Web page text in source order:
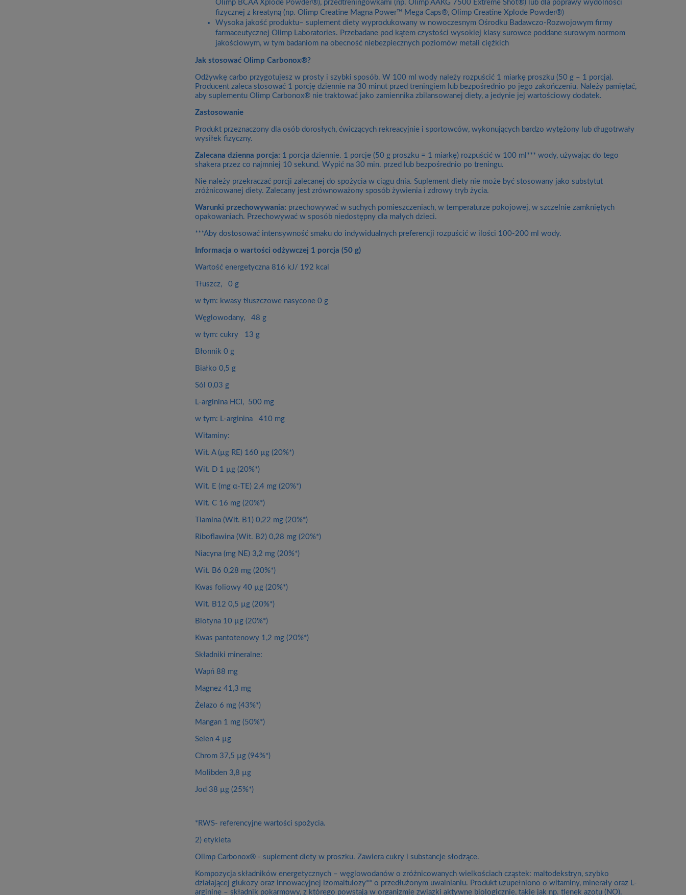
Olimp BCAA Xplode Powder®), przedtreningówkami (np. Olimp AAKG 7500 Extreme Shot®) lub dla poprawy wydolności
fizycznej z kreatyną (np. Olimp Creatine Magna Power™ Mega Caps®, Olimp Creatine Xplode Powder®)
Wysoka jakość produktu– suplement diety wyprodukowany w nowoczesnym Ośrodku Badawczo-Rozwojowym firmy
farmaceutycznej Olimp Laboratories. Przebadane pod kątem czystości wysokiej klasy surowce poddane surowym normom
jakościowym, w tym badaniom na obecność niebezpiecznych poziomów metali ciężkich
Jak stosować Olimp Carbonox®?
Odżywkę carbo przygotujesz w prosty i szybki sposób. W 100 ml wody należy rozpuścić 1 miarkę proszku (50 g – 1 porcja).
Producent zaleca stosować 1 porcję dziennie na 30 minut przed treningiem lub bezpośrednio po jego zakończeniu. Należy pamiętać,
aby suplementu Olimp Carbonox® nie traktować jako zamiennika zbilansowanej diety, a jedynie jej wartościowy dodatek.
Zastosowanie
Produkt przeznaczony dla osób dorosłych, ćwiczących rekreacyjnie i sportowców, wykonujących bardzo wytężony lub długotrwały
wysiłek fizyczny.
Zalecana dzienna porcja: 1 porcja dziennie. 1 porcje (50 g proszku = 1 miarkę) rozpuścić w 100 ml*** wody, używając do tego
shakera przez co najmniej 10 sekund. Wypić na 30 min. przed lub bezpośrednio po treningu.
Nie należy przekraczać porcji zalecanej do spożycia w ciągu dnia. Suplement diety nie może być stosowany jako substytut
zróżnicowanej diety. Zalecany jest zrównoważony sposób żywienia i zdrowy tryb życia.
Warunki przechowywania: przechowywać w suchych pomieszczeniach, w temperaturze pokojowej, w szczelnie zamkniętych
opakowaniach. Przechowywać w sposób niedostępny dla małych dzieci.
***Aby dostosować intensywność smaku do indywidualnych preferencji rozpuścić w ilości 100-200 ml wody.
Informacja o wartości odżywczej 1 porcja (50 g)
Wartość energetyczna 816 kJ/ 192 kcal
Tłuszcz, 0 g
w tym: kwasy tłuszczowe nasycone 0 g
Węglowodany, 48 g
w tym: cukry 13 g
Błonnik 0 g
Białko 0,5 g
Sól 0,03 g
L-arginina HCI, 500 mg
w tym: L-arginina 410 mg
Witaminy:
Wit. A (µg RE) 160 µg (20%*)
Wit. D 1 µg (20%*)
Wit. E (mg α-TE) 2,4 mg (20%*)
Wit. C 16 mg (20%*)
Tiamina (Wit. B1) 0,22 mg (20%*)
Riboflawina (Wit. B2) 0,28 mg (20%*)
Niacyna (mg NE) 3,2 mg (20%*)
Wit. B6 0,28 mg (20%*)
Kwas foliowy 40 µg (20%*)
Wit. B12 0,5 µg (20%*)
Biotyna 10 µg (20%*)
Kwas pantotenowy 1,2 mg (20%*)
Składniki mineralne:
Wapń 88 mg
Magnez 41,3 mg
Żelazo 6 mg (43%*)
Mangan 1 mg (50%*)
Selen 4 µg
Chrom 37,5 µg (94%*)
Molibden 3,8 µg
Jod 38 µg (25%*)
*RWS- referencyjne wartości spożycia.
2) etykieta
Olimp Carbonox® - suplement diety w proszku. Zawiera cukry i substancje słodzące.
Kompozycja składników energetycznych – węglowodanów o zróżnicowanych wielkościach cząstek: maltodekstryn, szybko
działającej glukozy oraz innowacyjnej izomaltulozy** o przedłużonym uwalnianiu. Produkt uzupełniono o witaminy, minerały oraz L-
argininę – składnik pokarmowy, z którego powstają w organizmie związki aktywne biologicznie, takie jak np. tlenek azotu (NO).